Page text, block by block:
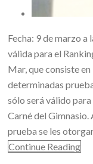
Fecha: 9 de marzo a
válida para el
Mar, que consiste
determinadas
sólo será válido
Carné del
prueba se les
Continue Reading